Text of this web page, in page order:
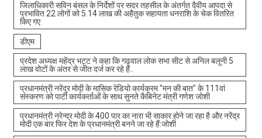
जिलाधिकारी सविन बंसल के निर्देशों पर सदर तहसील के अंतर्गत दैवीय आपदा से
प्रभावित 22 लोगों को 5.14 लाख की अहैतुक सहायता धनराशि के चेक वितरित
किए गए
डीएम
प्रदेश अध्यक्ष महेंद्र भट्ट ने कहा कि गढ़वाल लोक सभा सीट से अनिल बलूनी 5
लाख वोटों के अंतर से जीत दर्ज कर रहे हैं..
प्रधानमंत्री नरेंद्र मोदी के मासिक रेडियो कार्यक्रम "मन की बात" के 111वां
संस्करण को पार्टी कार्यकर्ताओं के साथ सुनते कैबिनेट मंत्री गणेश जोशी
प्रधानमंत्री नरेन्द्र मोदी के 400 पार का नारा भी साकार होने जा रहा है और नरेंद्र
मोदी एक बार फिर देश के प्रधानमंत्री बनने जा रहे हैं:जोशी